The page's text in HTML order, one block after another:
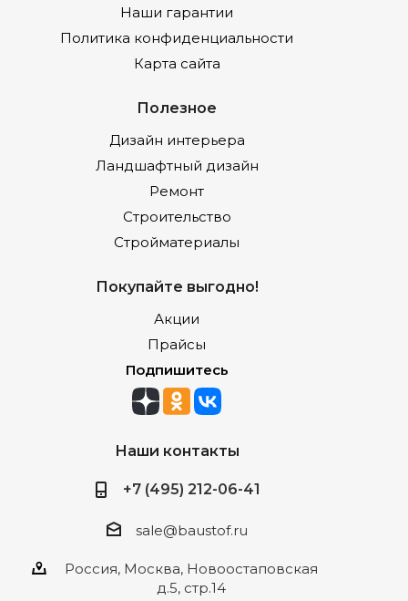
Наши гарантии
Политика конфиденциальности
Карта сайта
Полезное
Дизайн интерьера
Ландшафтный дизайн
Ремонт
Строительство
Стройматериалы
Покупайте выгодно!
Акции
Прайсы
Подпишитесь
Наши контакты
+7 (495) 212-06-41
sale@baustof.ru
Россия, Москва, Новоостаповская
д.5, стр.14